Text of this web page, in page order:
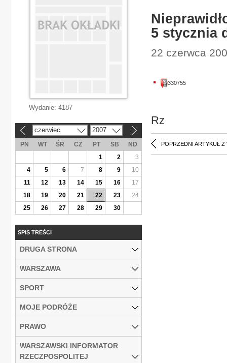
5 stycznia
22 czerwca
330755
Rz
POPRZEDNI ARTYKUŁ Z
Wydanie: 4187
czerwiec 2007
PN WT ŚR CZ PT SB
ND
1
2
3
4
5 6 7 8 9
10
11
12 13 14 15 16
17
18
19 20 21 22 23
24
25
26 27 28 29 30
SPIS TREŚCI
DRUGA STRONA
WARSZAWA
SPORT
MOJE PODRÓŻE
PRAWO
WARSZAWSKI INFORMATOR
RZECZPOSPOLITEJ